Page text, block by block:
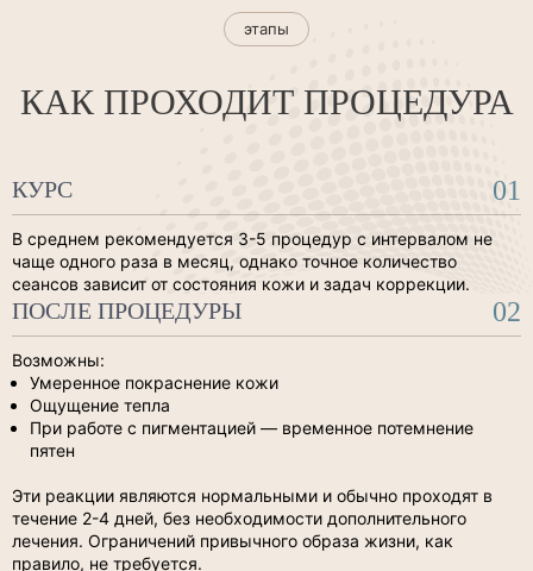
этапы
КАК ПРОХОДИТ ПРОЦЕДУРА
КУРС 01
В среднем рекомендуется 3-5 процедур с интервалом не
чаще одного раза в месяц, однако точное количество
сеансов зависит от состояния кожи и задач коррекции.
ПОСЛЕ ПРОЦЕДУРЫ 02
Возможны:
Умеренное покраснение кожи
Ощущение тепла
При работе с пигментацией — временное потемнение
пятен
Эти реакции являются нормальными и обычно проходят в
течение 2-4 дней, без необходимости дополнительного
лечения. Ограничений привычного образа жизни, как
правило, не требуется.